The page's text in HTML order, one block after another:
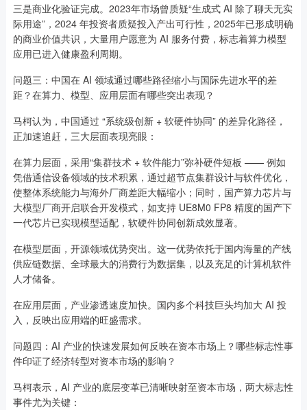
三是商业化验证完成。2023年市场曾质疑“生成式 AI 除了聊天无实
际用途”，2024 年投资者质疑投入产出可行性，2025年已形成明确
的商业价值共识，大量用户愿意为 AI 服务付费，标志着算力模型
应用已进入健康盈利周期。
问题三：中国在 AI 领域通过哪些路径缩小与国际先进水平的差
距？在算力、模型、应用层面有哪些突出表现？
马柯认为，中国通过 “系统级创新 + 软硬件协同” 的差异化路径，
正加速追赶，三大层面表现亮眼：
在算力层面，采用“集群技术 + 软件能力”弥补硬件短板 —— 例如
凭借通信设备领域的技术积累，通过超节点集群设计与软件优化，
使整体系统能力与海外厂商差距大幅缩小；同时，国产算力芯片与
大模型厂商开启联合开发模式，如支持 UE8M0 FP8 精度的国产下
一代芯片已实现模型适配，软硬件协同创新成效显著。
在模型层面，开源领域优势突出。这一优势依托于国内海量的产线
供应链数据、全球最大的消费行为数据集，以及充足的计算机软件
人才储备。
在应用层面，产业渗透速度加快。国内多个科技巨头均加大 AI 投
入，反映出应用端的旺盛需求。
问题四：AI 产业的快速发展如何反映在资本市场上？哪些标志性事
件印证了经济转型对资本市场的影响？
马柯表示，AI 产业的底层变革已清晰映射至资本市场，两大标志性
事件尤为关键：